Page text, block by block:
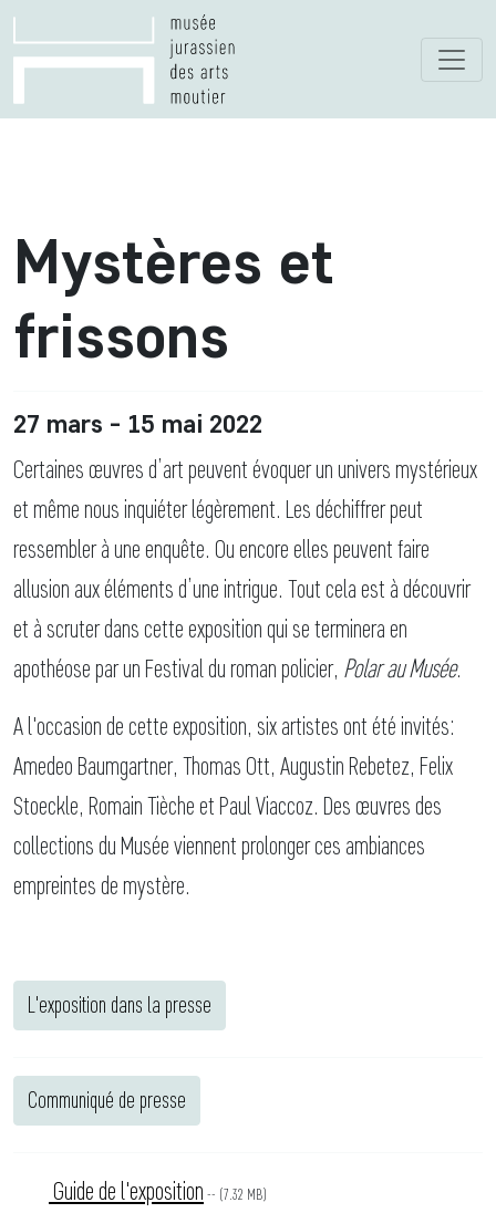
Mystères et
frissons
27 mars - 15 mai 2022
Certaines œuvres d’art peuvent évoquer un univers mystérieux
et même nous inquiéter légèrement. Les déchiffrer peut
ressembler à une enquête. Ou encore elles peuvent faire
allusion aux éléments d’une intrigue. Tout cela est à découvrir
et à scruter dans cette exposition qui se terminera en
apothéose par un Festival du roman policier, Polar au Musée.
A l'occasion de cette exposition, six artistes ont été invités:
Amedeo Baumgartner, Thomas Ott, Augustin Rebetez, Felix
Stoeckle, Romain Tièche et Paul Viaccoz. Des œuvres des
collections du Musée viennent prolonger ces ambiances
empreintes de mystère.
L'exposition dans la presse
Communiqué de presse
Guide de l'exposition -- (7.32 MB)